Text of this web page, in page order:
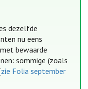
dezelfde
nu eens
bewaarde
sommige (zoals
zie Folia september